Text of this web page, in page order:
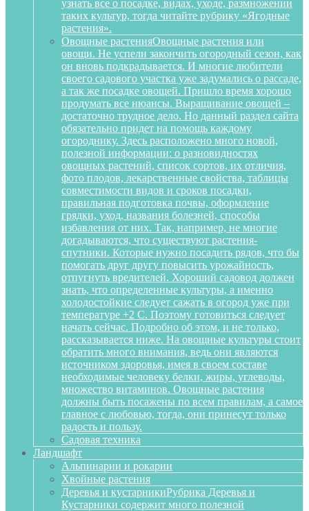
узнать все о посадке, видах, уходе, размножении
таких культур, тогда читайте рубрику «Ягодные
растения».
Овощные растенияОвощные растения или
овощи. Не успели закончить огородный сезон, как
он вновь подкрадывается. И многие любители
своего садового участка уже задумались о рассаде,
а так же посадке овощей. Пришло время хорошо
продумать все нюансы. Выращивание овощей –
достаточно трудное дело. Но данный раздел сайта
обязательно придет на помощь каждому
огороднику. Здесь расположено много новой,
полезной информации: о разновидностях
овощных растений, список сортов, их отличия,
фото плодов, лекарственные свойства, таблицы
совместимости видов и сроков посадки,
правильная подготовка почвы, оформление
грядки, уход, названия болезней, способы
избавления от них. Так, например, не многие
догадываются, что существуют растения-
спутники. Которые нужно посадить рядов, что бы
помогать друг другу повысить урожайность,
отпугнуть вредителей. Хороший садовод должен
знать, что определенные культуры, а именно
холодостойкие следует сажать в огород уже при
температуре +2 С. Поэтому готовиться следует
начать сейчас. Подробно об этом, и не только,
рассказывается ниже. На овощные культуры стоит
обратить много внимания, ведь они являются
источником здоровья, имея в своем составе
необходимые человеку белки, жиры, углеводы,
множество витаминов. Овощные растения
должны быть посажены по всем правилам, а самое
главное с любовью, тогда, они принесут только
радость и пользу.
Садовая техника
Ландшафт
Альпинарии и рокарии
Хвойные растения
Деревья и кустарникиРубрика Деревья и
Кустарники содержит много полезной